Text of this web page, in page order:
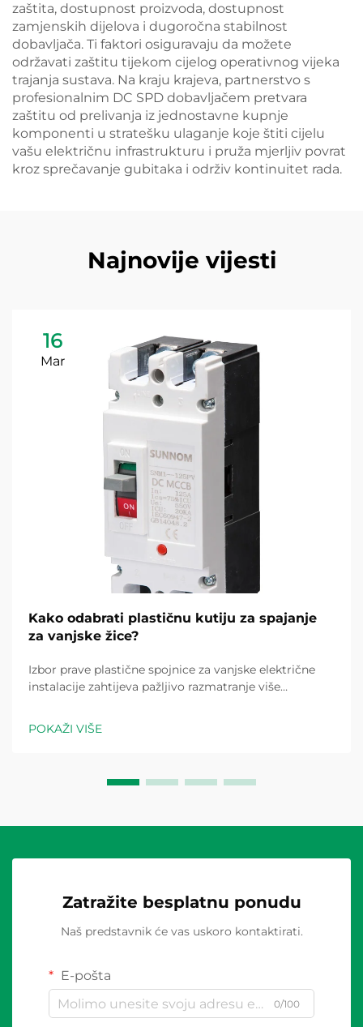
zaštita, dostupnost proizvoda, dostupnost
zamjenskih dijelova i dugoročna stabilnost
dobavljača. Ti faktori osiguravaju da možete
održavati zaštitu tijekom cijelog operativnog vijeka
trajanja sustava. Na kraju krajeva, partnerstvo s
profesionalnim DC SPD dobavljačem pretvara
zaštitu od prelivanja iz jednostavne kupnje
komponenti u stratešku ulaganje koje štiti cijelu
vašu električnu infrastrukturu i pruža mjerljiv povrat
kroz sprečavanje gubitaka i održiv kontinuitet rada.
Najnovije vijesti
16
Mar
Kako odabrati plastičnu kutiju za spajanje
za vanjske žice?
Izbor prave plastične spojnice za vanjske električne
instalacije zahtijeva pažljivo razmatranje više
i usklađenost s električnim propisima. Vanjske sredine
predstavljaju jedinstvene izazove...
POKAŽI VIŠE
Zatražite besplatnu ponudu
Naš predstavnik će vas uskoro kontaktirati.
E-pošta
0/100